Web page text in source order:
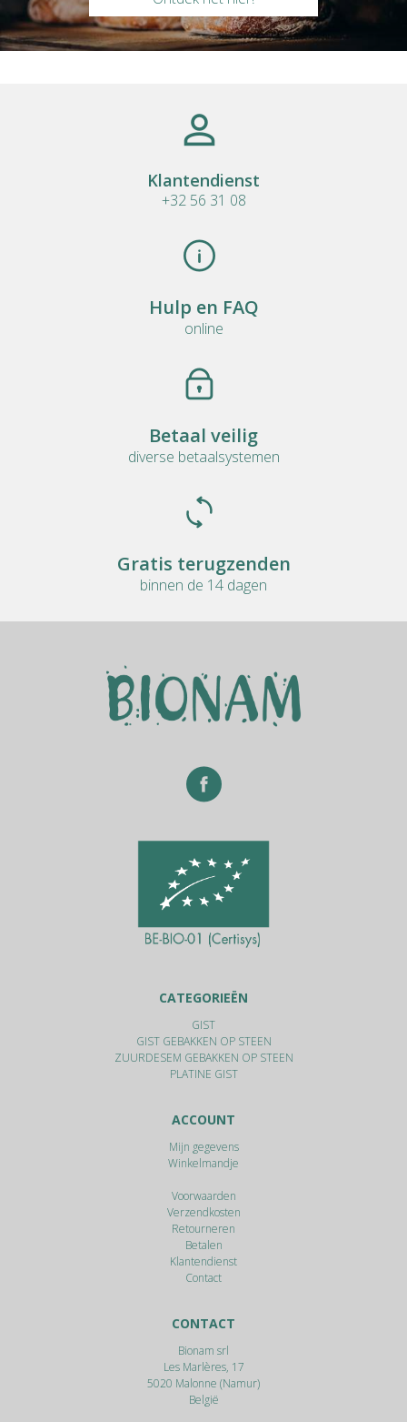
Klantendienst
+32 56 31 08
Hulp en FAQ
online
Betaal veilig
diverse betaalsystemen
Gratis terugzenden
binnen de 14 dagen
CATEGORIEËN
GIST
GIST GEBAKKEN OP STEEN
ZUURDESEM GEBAKKEN OP STEEN
PLATINE GIST
ACCOUNT
Mijn gegevens
Winkelmandje
Voorwaarden
Verzendkosten
Retourneren
Betalen
Klantendienst
Contact
CONTACT
Bionam srl
Les Marlères, 17
5020 Malonne (Namur)
België